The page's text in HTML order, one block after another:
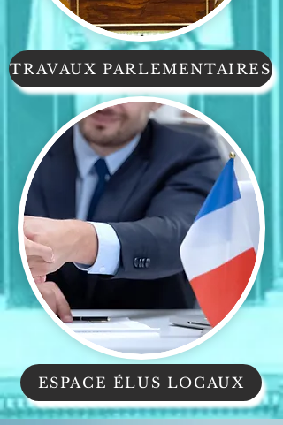
TRAVAUX PARLEMENTAIRES
ESPACE ÉLUS LOCAUX